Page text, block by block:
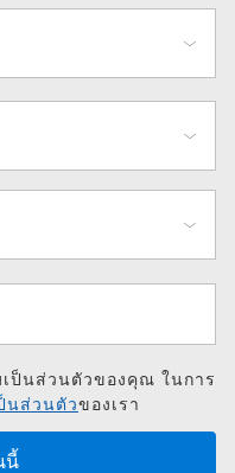
ป็นส่วนตัวของคุณ ในการ
นส่วนตัวของเรา